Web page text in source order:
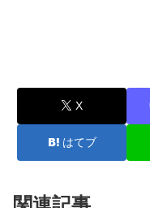
X
はてブ